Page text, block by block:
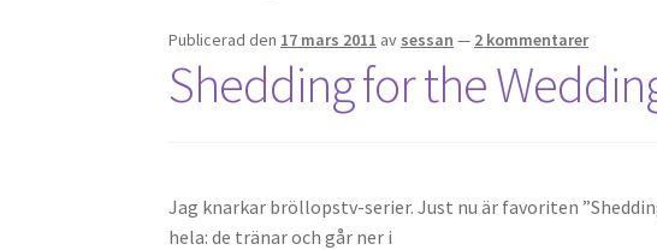
Publicerad den 17 mars 2011 av sessan — 2 kommentarer
Shedding for the
Jag knarkar bröllopstv-serier. Just nu är favoriten
hela: de tränar och går ner i